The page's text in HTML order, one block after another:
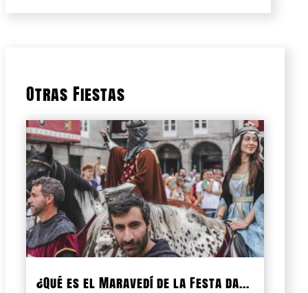
Otras Fiestas
¿Qué es el Maravedí de la Festa da...